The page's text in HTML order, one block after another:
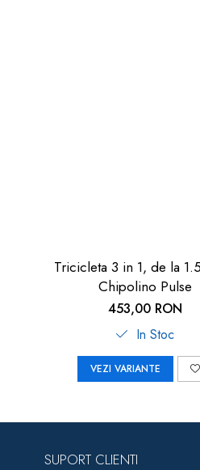
Tricicleta 3 in 1, de la
Chipolino Pulse
453,00 RON
In Stoc
VEZI VARIANTE
SUPORT CLIENTI